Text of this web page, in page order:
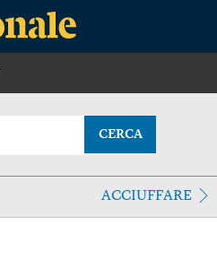
CERCA
ACCIUFFARE